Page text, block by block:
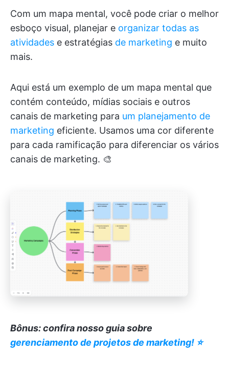
Com um mapa mental, você pode criar o melhor
esboço visual, planejar e organizar todas as
atividades e estratégias de marketing e muito
mais.
Aqui está um exemplo de um mapa mental que
contém conteúdo, mídias sociais e outros
canais de marketing para um planejamento de
marketing eficiente. Usamos uma cor diferente
para cada ramificação para diferenciar os vários
canais de marketing. 🎨
Bônus: confira nosso guia sobre
gerenciamento de projetos de marketing! ⭐️